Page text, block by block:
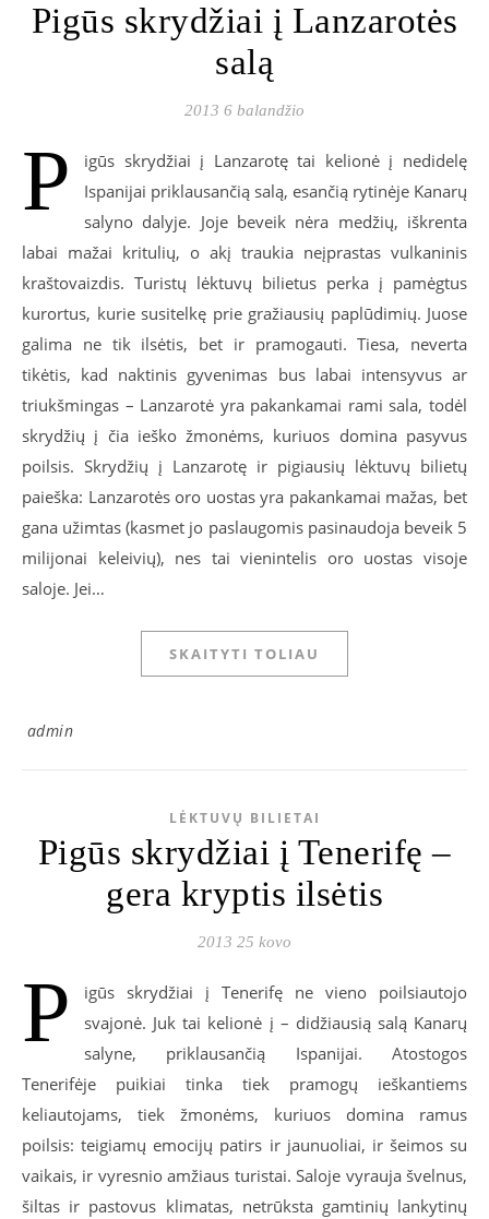
Pigūs skrydžiai į Lanzarotės
salą
2013 6 balandžio
P
igūs skrydžiai į Lanzarotę tai kelionė į nedidelę
Ispanijai priklausančią salą, esančią rytinėje Kanarų
salyno dalyje. Joje beveik nėra medžių, iškrenta
labai mažai kritulių, o akį traukia neįprastas vulkaninis
kraštovaizdis. Turistų lėktuvų bilietus perka į pamėgtus
kurortus, kurie susitelkę prie gražiausių paplūdimių. Juose
galima ne tik ilsėtis, bet ir pramogauti. Tiesa, neverta
tikėtis, kad naktinis gyvenimas bus labai intensyvus ar
triukšmingas – Lanzarotė yra pakankamai rami sala, todėl
skrydžių į čia ieško žmonėms, kuriuos domina pasyvus
poilsis. Skrydžių į Lanzarotę ir pigiausių lėktuvų bilietų
paieška: Lanzarotės oro uostas yra pakankamai mažas, bet
gana užimtas (kasmet jo paslaugomis pasinaudoja beveik 5
milijonai keleivių), nes tai vienintelis oro uostas visoje
saloje. Jei…
SKAITYTI TOLIAU
admin
LĖKTUVŲ BILIETAI
Pigūs skrydžiai į Tenerifę –
gera kryptis ilsėtis
2013 25 kovo
P
igūs skrydžiai į Tenerifę ne vieno poilsiautojo
svajonė. Juk tai kelionė į – didžiausią salą Kanarų
salyne, priklausančią Ispanijai. Atostogos
Tenerifėje puikiai tinka tiek pramogų ieškantiems
keliautojams, tiek žmonėms, kuriuos domina ramus
poilsis: teigiamų emocijų patirs ir jaunuoliai, ir šeimos su
vaikais, ir vyresnio amžiaus turistai. Saloje vyrauja švelnus,
šiltas ir pastovus klimatas, netrūksta gamtinių lankytinų